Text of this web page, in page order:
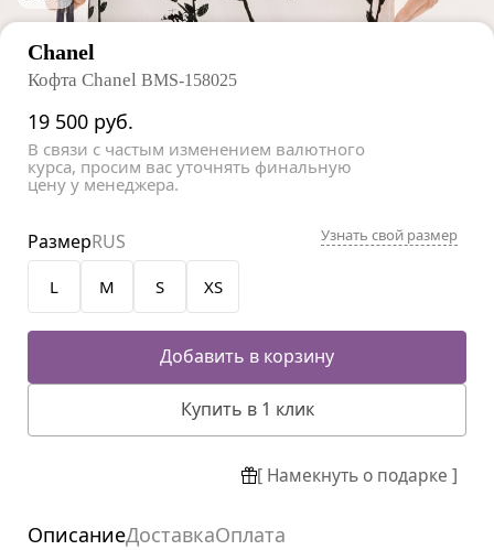
Chanel
Кофта Chanel BMS-158025
19 500 руб.
В связи с частым изменением валютного
курса, просим вас уточнять финальную
цену у менеджера.
L M S XS
РазмерRUS Узнать свой размер
Добавить в корзину
Купить в 1 клик
[ Намекнуть о подарке ]
ОписаниеДоставкаОплата